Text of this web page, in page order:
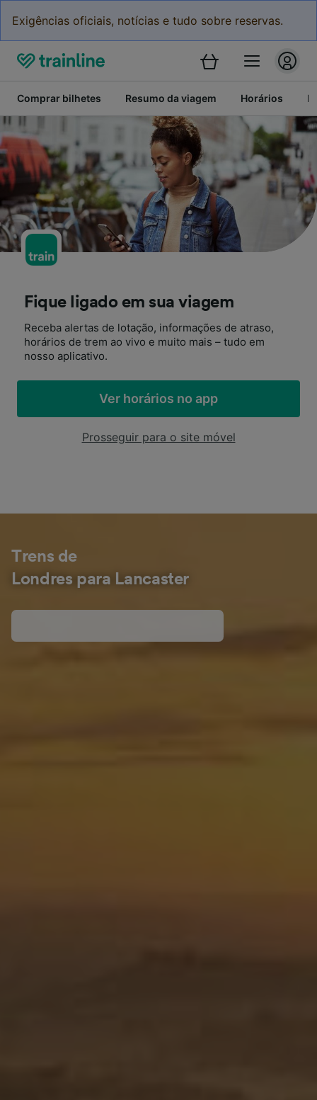
Exigências oficiais, notícias e tudo sobre reservas.
Comprar bilhetes Resumo da viagem Horários
Fique ligado em sua viagem
Receba alertas de lotação, informações de atraso,
horários de trem ao vivo e muito mais – tudo em
nosso aplicativo.
Ver horários no app
Prosseguir para o site móvel
Trens de
Londres para Lancaster